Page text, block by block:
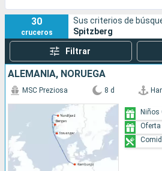
aislamiento, las salidas en zodiac, el
comodidad de un barco diseñado
polar.
30
cruceros
Sus criterios de
Spitzberg
Filtrar
ALEMANIA, NORUEGA
MSC Preziosa 8 d
Niños
Oferta